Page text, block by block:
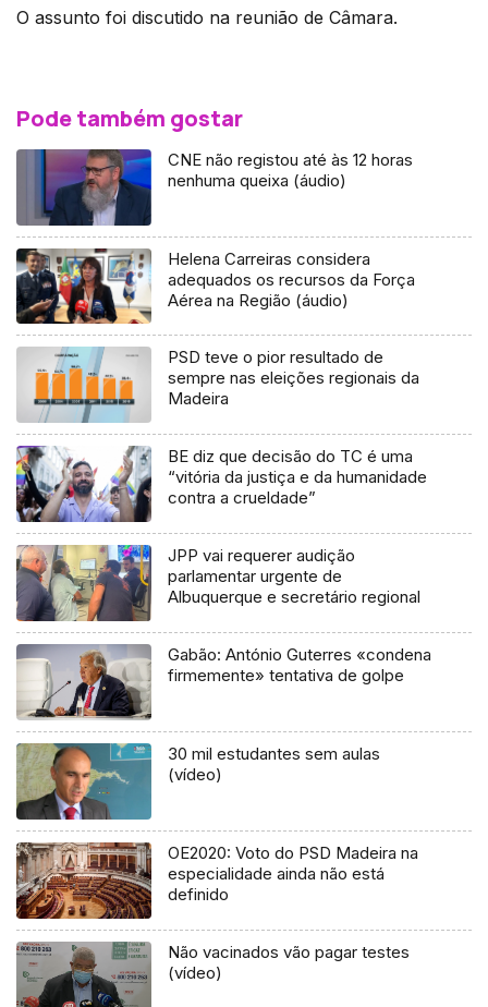
O assunto foi discutido na reunião de Câmara.
Pode também gostar
CNE não registou até às 12 horas
nenhuma queixa (áudio)
Helena Carreiras considera
adequados os recursos da Força
Aérea na Região (áudio)
PSD teve o pior resultado de
sempre nas eleições regionais da
Madeira
BE diz que decisão do TC é uma
“vitória da justiça e da humanidade
contra a crueldade”
JPP vai requerer audição
parlamentar urgente de
Albuquerque e secretário regional
Gabão: António Guterres «condena
firmemente» tentativa de golpe
30 mil estudantes sem aulas
(vídeo)
OE2020: Voto do PSD Madeira na
especialidade ainda não está
definido
Não vacinados vão pagar testes
(vídeo)